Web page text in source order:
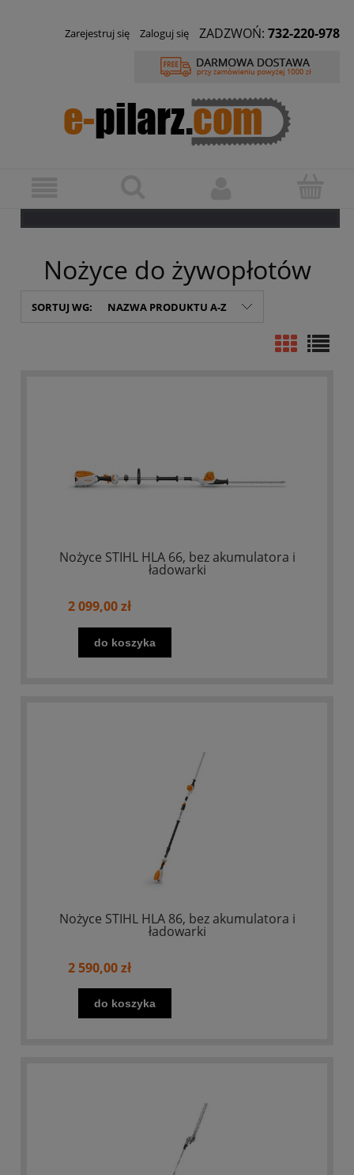
Zarejestruj się Zaloguj się ZADZWOŃ: 732-220-978
Nożyce do żywopłotów
SORTUJ WG: NAZWA PRODUKTU A-Z
Nożyce STIHL HLA 66, bez akumulatora i
ładowarki
2 099,00 zł
do koszyka
Nożyce STIHL HLA 86, bez akumulatora i
ładowarki
2 590,00 zł
do koszyka